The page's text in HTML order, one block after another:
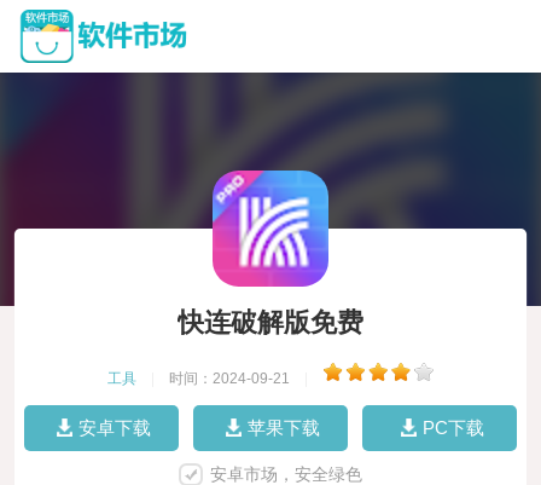
快连破解版免费
工具 时间：2024-09-21
安卓下载 苹果下载 PC下载
安卓市场，安全绿色